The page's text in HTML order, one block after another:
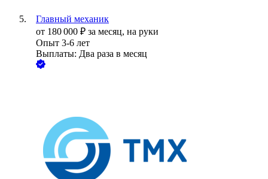
Главный механик
от 180 000 ₽ за месяц, на руки
Опыт 3-6 лет
Выплаты: Два раза в месяц